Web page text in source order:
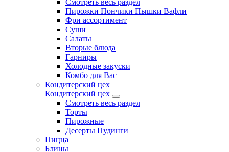
Смотреть весь раздел
Пирожки Пончики Пышки Вафли
Фри ассортимент
Суши
Салаты
Вторые блюда
Гарниры
Холодные закуски
Комбо для Вас
Кондитерский цех
Кондитерский цех
Смотреть весь раздел
Торты
Пирожные
Десерты Пудинги
Пицца
Блины